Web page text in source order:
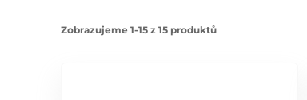
Zobrazujeme 1-15 z 15 produktů